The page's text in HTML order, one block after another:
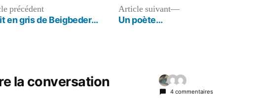
précédentArticle
précédent :
en gris de Beigbeder…
Article suivant
Article
Un poète…
la conversation
4 commentaires